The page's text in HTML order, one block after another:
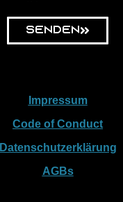
Senden
Impressum
Code of Conduct
Datenschutzerklärung
AGBs